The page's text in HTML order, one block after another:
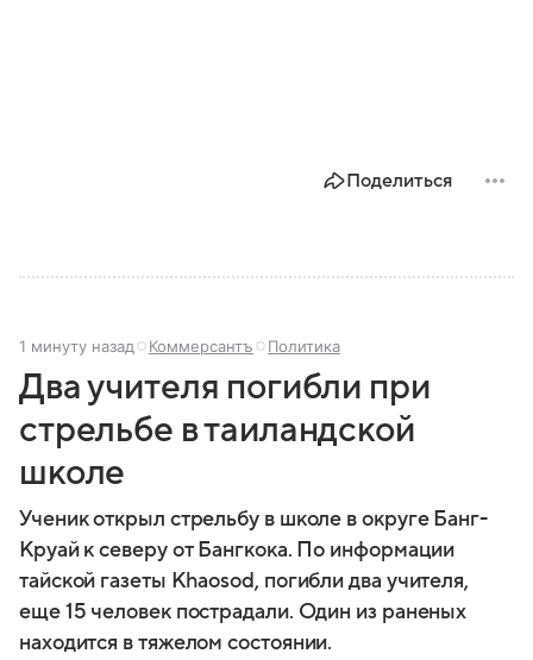
Поделиться
1 минуту назад Коммерсантъ Политика
Два учителя погибли при
стрельбе в таиландской
школе
Ученик открыл стрельбу в школе в округе Банг-
Круай к северу от Бангкока. По информации
тайской газеты Khaosod, погибли два учителя,
еще 15 человек пострадали. Один из раненых
находится в тяжелом состоянии.